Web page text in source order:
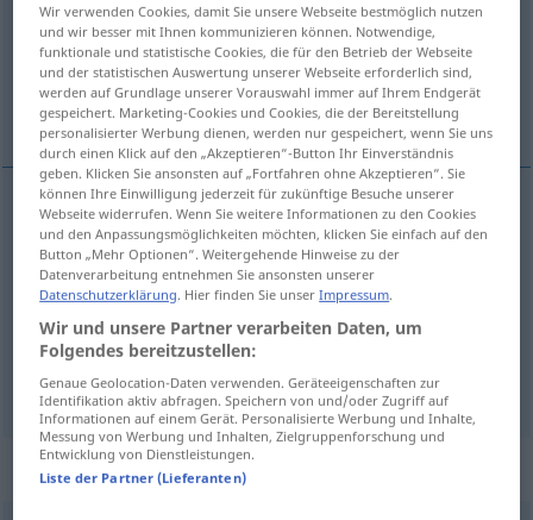
Übersicht aller Übersetzungen
(Für mehr Details die Übersetzung anklicken/antippen)
aigu, urgent, imminent
aigu akut MED
urgent akutProblem, Frage
imminent akutGefahr
Synonyme für "akut"
Wir verwenden Cookies, damit Sie unsere Webseite bestmöglich nutzen
und wir besser mit Ihnen kommunizieren können. Notwendige,
funktionale und statistische Cookies, die für den Betrieb der Webseite
und der statistischen Auswertung unserer Webseite erforderlich sind,
werden auf Grundlage unserer Vorauswahl immer auf Ihrem Endgerät
gespeichert. Marketing-Cookies und Cookies, die der Bereitstellung
personalisierter Werbung dienen, werden nur gespeichert, wenn Sie uns
durch einen Klick auf den „Akzeptieren“-Button Ihr Einverständnis
geben. Klicken Sie ansonsten auf „Fortfahren ohne Akzeptieren“. Sie
können Ihre Einwilligung jederzeit für zukünftige Besuche unserer
Webseite widerrufen. Wenn Sie weitere Informationen zu den Cookies
und den Anpassungsmöglichkeiten möchten, klicken Sie einfach auf den
Button „Mehr Optionen“. Weitergehende Hinweise zu der
Datenverarbeitung entnehmen Sie ansonsten unserer
Datenschutzerklärung. Hier finden Sie unserImpressum.
Wir und unsere Partner verarbeiten Daten, um
Folgendes bereitzustellen:
Genaue Geolocation-Daten verwenden. Geräteeigenschaften zur
Identifikation aktiv abfragen. Speichern von und/oder Zugriff auf
Informationen auf einem Gerät. Personalisierte Werbung und Inhalte,
Messung von Werbung und Inhalten, Zielgruppenforschung und
Entwicklung von Dienstleistungen.
Liste der Partner (Lieferanten)